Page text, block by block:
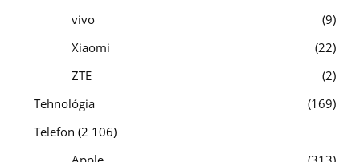
vivo
9
Xiaomi
22
ZTE
2
Tehnológia
169
Telefon (2 106)